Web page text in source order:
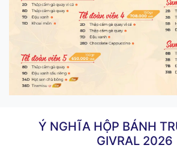
Ý NGHĨA HỘP BÁNH
GIVRAL 2026